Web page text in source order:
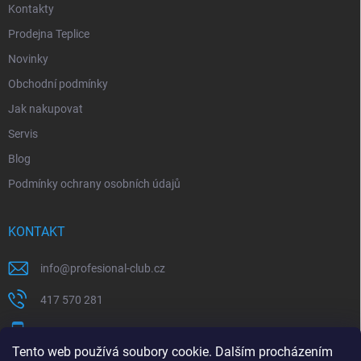
Tento web používá soubory cookie. Dalším procházením
Kontakty
Prodejna Teplice
Novinky
Obchodní podmínky
Jak nakupovat
Servis
Blog
Podmínky ochrany osobních údajů
KONTAKT
info@profesional-club.cz
417 570 281